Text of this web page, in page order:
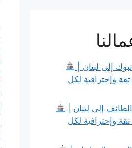
إلى لبنان |
ثقة وإحترافية لكل
إلى لبنان |
ثقة وإحترافية لكل